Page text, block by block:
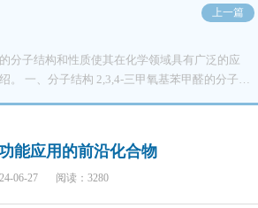
上一篇
分子结构和性质使其在化学领域具有广泛的应
子式
常温下是固态的。此外，其沸点为168-
热时会发生变化的温度范围。在溶解度方面，
能应用的前沿化合物
06-27 阅读：3280